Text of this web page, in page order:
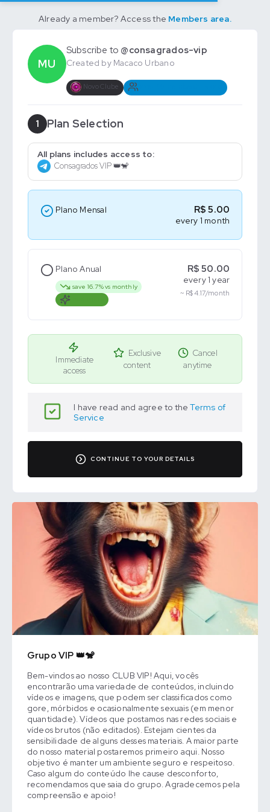
Already a member? Access the Members area.
MU
Subscribe to @consagrados-vip
Created by Macaco Urbano
Novo Clube
1 Plan Selection
All plans includes access to:
Consagrados VIP 👑🐒
Plano Mensal R$ 5.00
every 1 month
Plano Anual
save 16.7% vs monthly
R$ 50.00
every 1 year
~ R$ 4.17/month
Immediate
access
Exclusive
content
Cancel
anytime
I have read and agree to theTerms of
Service
CONTINUE TO YOUR DETAILS
Grupo VIP 👑🐒
Bem-vindos ao nosso CLUB VIP! Aqui, vocês
encontrarão uma variedade de conteúdos, incluindo
vídeos e imagens, que podem ser classificados como
gore, mórbidos e ocasionalmente sexuais (em menor
quantidade). Vídeos que postamos nas redes sociais e
vídeos brutos (não editados). Estejam cientes da
sensibilidade de alguns desses materiais. A maior parte
do nosso material postaremos primeiro aqui. Nosso
objetivo é manter um ambiente seguro e respeitoso.
Caso algum do conteúdo lhe cause desconforto,
recomendamos que saia do grupo. Agradecemos pela
compreensão e apoio!